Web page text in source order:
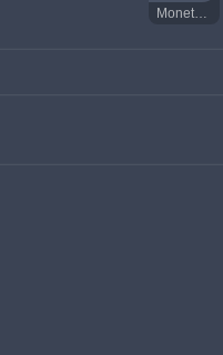
Moneta della fortuna